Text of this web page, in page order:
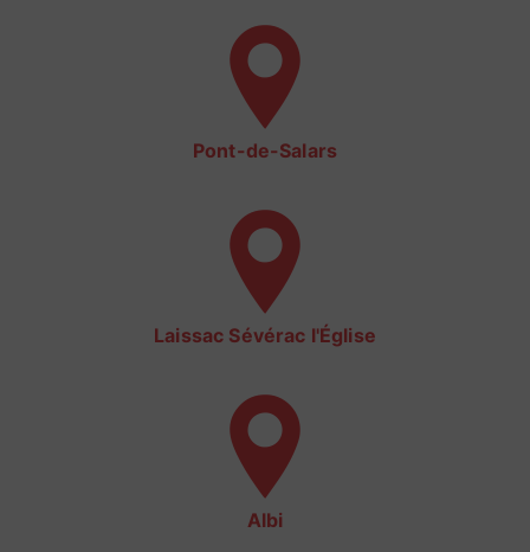
Pont-de-Salars
Laissac Sévérac l'Église
Albi